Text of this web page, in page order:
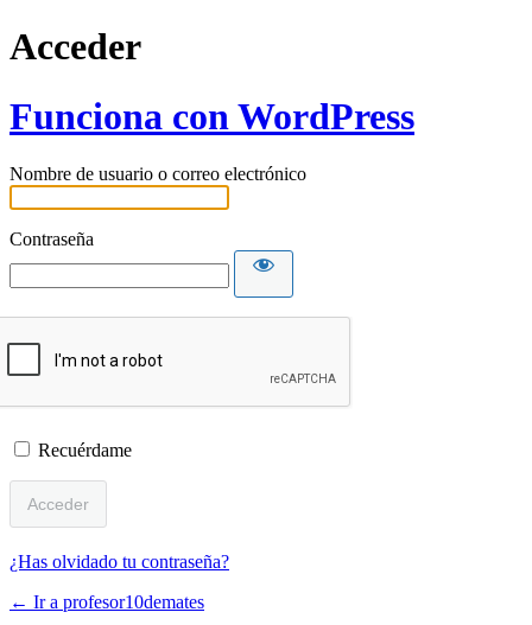
Acceder
Funciona con WordPress
Nombre de usuario o correo electrónico
Contraseña
Recuérdame
¿Has olvidado tu contraseña?
← Ir a profesor10demates